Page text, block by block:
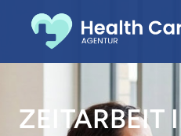
ZEITARBEIT